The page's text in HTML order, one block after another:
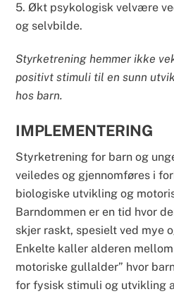
5. Økt psykologisk velvære
og selvbilde.
Styrketrening hemmer ikke
positivt stimuli til en sunn
hos barn.
IMPLEMENTERING
Styrketrening for barn og
veiledes og gjennomføres i
biologiske utvikling og
Barndommen er en tid hvor
skjer raskt, spesielt ved mye
Enkelte kaller alderen mellom
motoriske gullalder” hvor
for fysisk stimuli og utvikling